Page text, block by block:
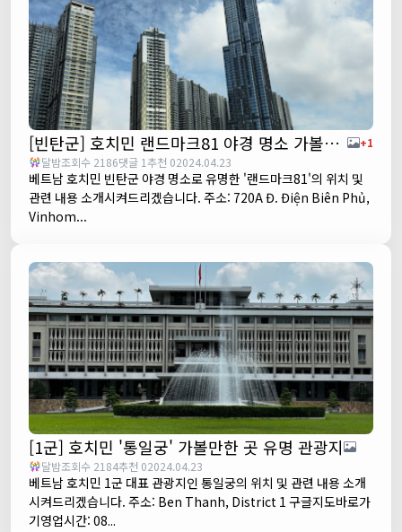
[빈탄군] 호치민 랜드마크81 야경 명소 가볼만한 곳 추천
+1
달밤조회수 2186댓글 1추천 02024.04.23
베트남 호치민 빈탄군 야경 명소로 유명한 '랜드마크81'의 위치 및
관련 내용 소개시켜드리겠습니다. 주소: 720A Đ. Điện Biên Phủ,
Vinhom...
[1군] 호치민 '통일궁' 가볼만한 곳 유명 관광지
달밤조회수 2184추천 02024.04.23
베트남 호치민 1군 대표 관광지인 통일궁의 위치 및 관련 내용 소개
시켜드리겠습니다. 주소: Ben Thanh, District 1 구글지도바로가
기영업시간: 08...